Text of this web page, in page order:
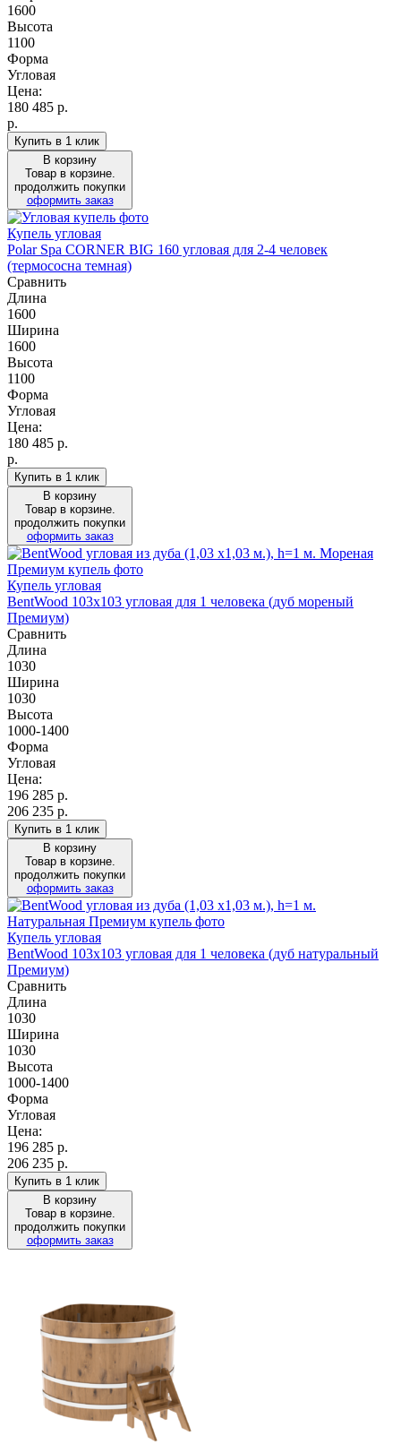
1600
Высота
1100
Форма
Угловая
Цена:
180 485 р.
р.
Купить в 1 клик
В корзину
Товар в корзине.
продолжить покупки
оформить заказ
Купель угловая
Polar Spa CORNER BIG 160 угловая для 2-4 человек
(термососна темная)
Сравнить
Длина
1600
Ширина
1600
Высота
1100
Форма
Угловая
Цена:
180 485 р.
р.
Купить в 1 клик
В корзину
Товар в корзине.
продолжить покупки
оформить заказ
Купель угловая
BentWood 103х103 угловая для 1 человека (дуб мореный
Премиум)
Сравнить
Длина
1030
Ширина
1030
Высота
1000-1400
Форма
Угловая
Цена:
196 285 р.
206 235 р.
Купить в 1 клик
В корзину
Товар в корзине.
продолжить покупки
оформить заказ
Купель угловая
BentWood 103х103 угловая для 1 человека (дуб натуральный
Премиум)
Сравнить
Длина
1030
Ширина
1030
Высота
1000-1400
Форма
Угловая
Цена:
196 285 р.
206 235 р.
Купить в 1 клик
В корзину
Товар в корзине.
продолжить покупки
оформить заказ